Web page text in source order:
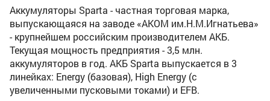
Аккумуляторы Sparta - частная торговая марка,
выпускающаяся на заводе «АКОМ им.Н.М.Игнатьева»
- крупнейшем российским производителем АКБ.
Текущая мощность предприятия - 3,5 млн.
аккумуляторов в год. АКБ Sparta выпускается в 3
линейках: Energy (базовая), High Energy (с
увеличенными пусковыми токами) и EFB.